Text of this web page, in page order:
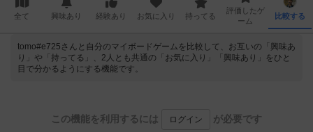
全て 興味あり 経験あり お気に入り 持ってる
評価したゲ
ーム
比較する
tomo#e725さんと自分のマイボードゲームを比較して、お互いの「興味あ
り」や「持ってる」、2人とも共通の「お気に入り」「興味あり」をひと
目で分かるようにする機能です。
この機能を利用するには ログイン が必要です